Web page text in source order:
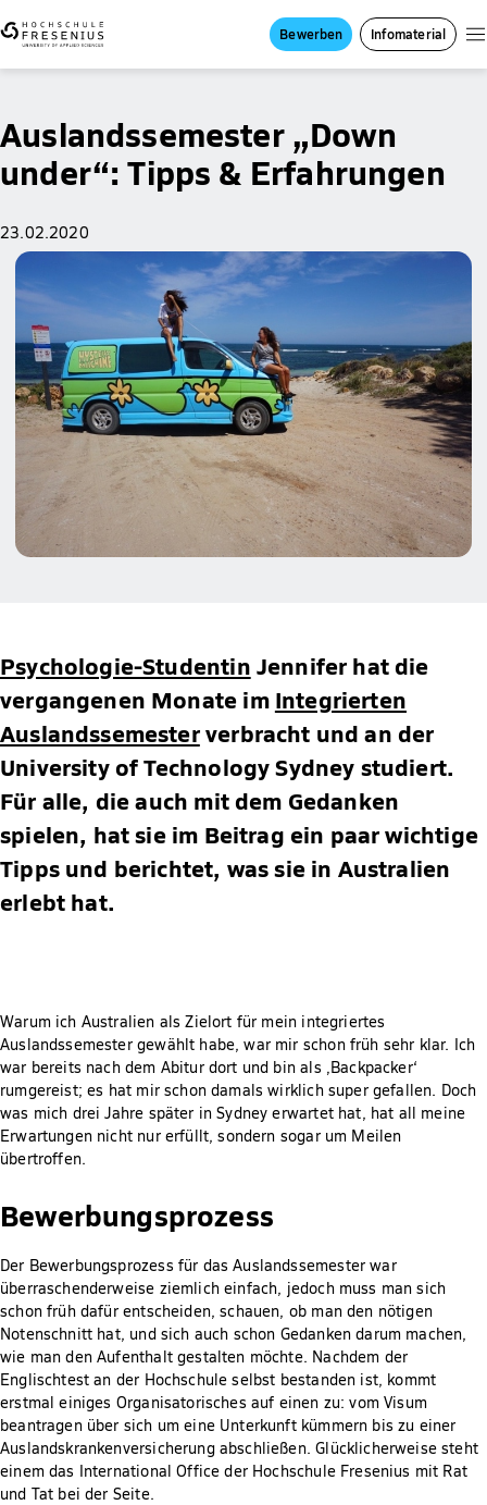
Bewerben Infomaterial
Auslandssemester „Down
under“: Tipps & Erfahrungen
23.02.2020
Psychologie-Studentin Jennifer hat die
vergangenen Monate im Integrierten
Auslandssemesterverbracht und an der
University of Technology Sydney studiert.
Für alle, die auch mit dem Gedanken
spielen, hat sie im Beitrag ein paar wichtige
Tipps und berichtet, was sie in Australien
erlebt hat.
Warum ich Australien als Zielort für mein integriertes
Auslandssemester gewählt habe, war mir schon früh sehr klar. Ich
war bereits nach dem Abitur dort und bin als ‚Backpacker‘
rumgereist; es hat mir schon damals wirklich super gefallen. Doch
was mich drei Jahre später in Sydney erwartet hat, hat all meine
Erwartungen nicht nur erfüllt, sondern sogar um Meilen
übertroffen.
Bewerbungsprozess
Der Bewerbungsprozess für das Auslandssemester war
überraschenderweise ziemlich einfach, jedoch muss man sich
schon früh dafür entscheiden, schauen, ob man den nötigen
Notenschnitt hat, und sich auch schon Gedanken darum machen,
wie man den Aufenthalt gestalten möchte. Nachdem der
Englischtest an der Hochschule selbst bestanden ist, kommt
erstmal einiges Organisatorisches auf einen zu: vom Visum
beantragen über sich um eine Unterkunft kümmern bis zu einer
Auslandskrankenversicherung abschließen. Glücklicherweise steht
einem das International Office der Hochschule Fresenius mit Rat
und Tat bei der Seite.